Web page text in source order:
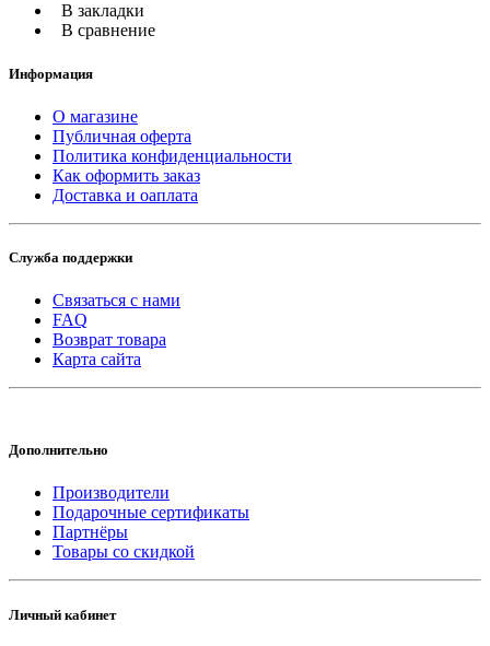
В закладки
В сравнение
Информация
О магазине
Публичная оферта
Политика конфиденциальности
Как оформить заказ
Доставка и оаплата
Служба поддержки
Связаться с нами
FAQ
Возврат товара
Карта сайта
Дополнительно
Производители
Подарочные сертификаты
Партнёры
Товары со скидкой
Личный кабинет